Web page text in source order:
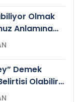
Olmak
Anlamına
Demek
Olabilir